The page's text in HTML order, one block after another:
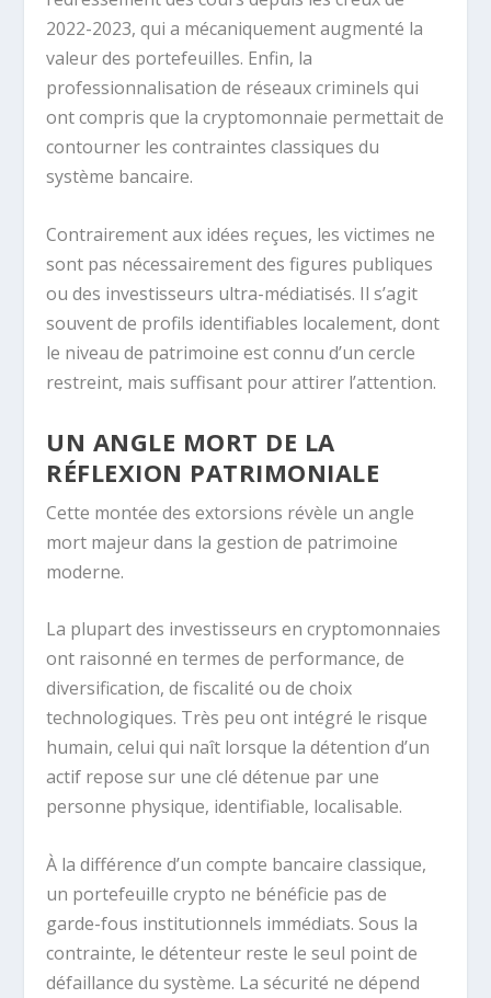
2022-2023, qui a mécaniquement augmenté la
valeur des portefeuilles. Enfin, la
professionnalisation de réseaux criminels qui
ont compris que la cryptomonnaie permettait de
contourner les contraintes classiques du
système bancaire.
Contrairement aux idées reçues, les victimes ne
sont pas nécessairement des figures publiques
ou des investisseurs ultra-médiatisés. Il s’agit
souvent de profils identifiables localement, dont
le niveau de patrimoine est connu d’un cercle
restreint, mais suffisant pour attirer l’attention.
UN ANGLE MORT DE LA
RÉFLEXION PATRIMONIALE
Cette montée des extorsions révèle un angle
mort majeur dans la gestion de patrimoine
moderne.
La plupart des investisseurs en cryptomonnaies
ont raisonné en termes de performance, de
diversification, de fiscalité ou de choix
technologiques. Très peu ont intégré le risque
humain, celui qui naît lorsque la détention d’un
actif repose sur une clé détenue par une
personne physique, identifiable, localisable.
À la différence d’un compte bancaire classique,
un portefeuille crypto ne bénéficie pas de
garde-fous institutionnels immédiats. Sous la
contrainte, le détenteur reste le seul point de
défaillance du système. La sécurité ne dépend